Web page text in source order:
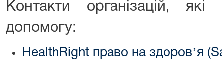
Контакти організацій,
допомогу:
HealthRight право на здоровʼя